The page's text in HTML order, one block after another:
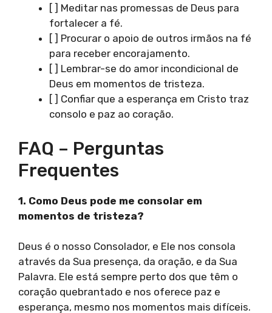
[ ] Meditar nas promessas de Deus para
fortalecer a fé.
[ ] Procurar o apoio de outros irmãos na fé
para receber encorajamento.
[ ] Lembrar-se do amor incondicional de
Deus em momentos de tristeza.
[ ] Confiar que a esperança em Cristo traz
consolo e paz ao coração.
FAQ – Perguntas
Frequentes
1. Como Deus pode me consolar em
momentos de tristeza?
Deus é o nosso Consolador, e Ele nos consola
através da Sua presença, da oração, e da Sua
Palavra. Ele está sempre perto dos que têm o
coração quebrantado e nos oferece paz e
esperança, mesmo nos momentos mais difíceis.